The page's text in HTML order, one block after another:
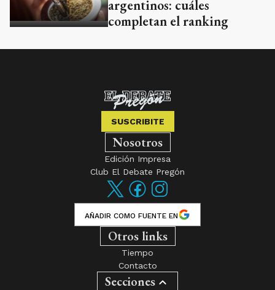
argentinos: cuáles
completan el ranking
SUSCRIBITE
Nosotros
Edición Impresa
Club El Debate Pregón
AÑADIR COMO FUENTE EN
Otros links
Tiempo
Contacto
Secciones